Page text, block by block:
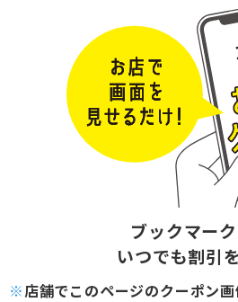
ブックマー
いつでも割引
※店舗でこのページのクーポン